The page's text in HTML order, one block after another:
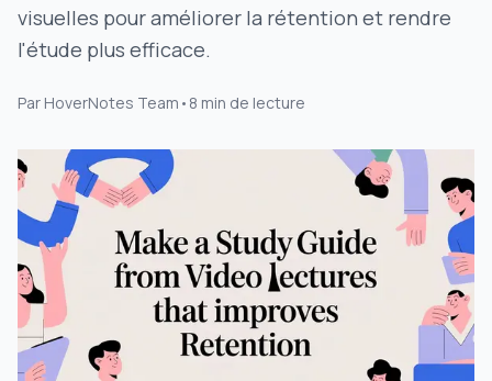
visuelles pour améliorer la rétention et rendre
l'étude plus efficace.
Par HoverNotes Team • 8 min de lecture